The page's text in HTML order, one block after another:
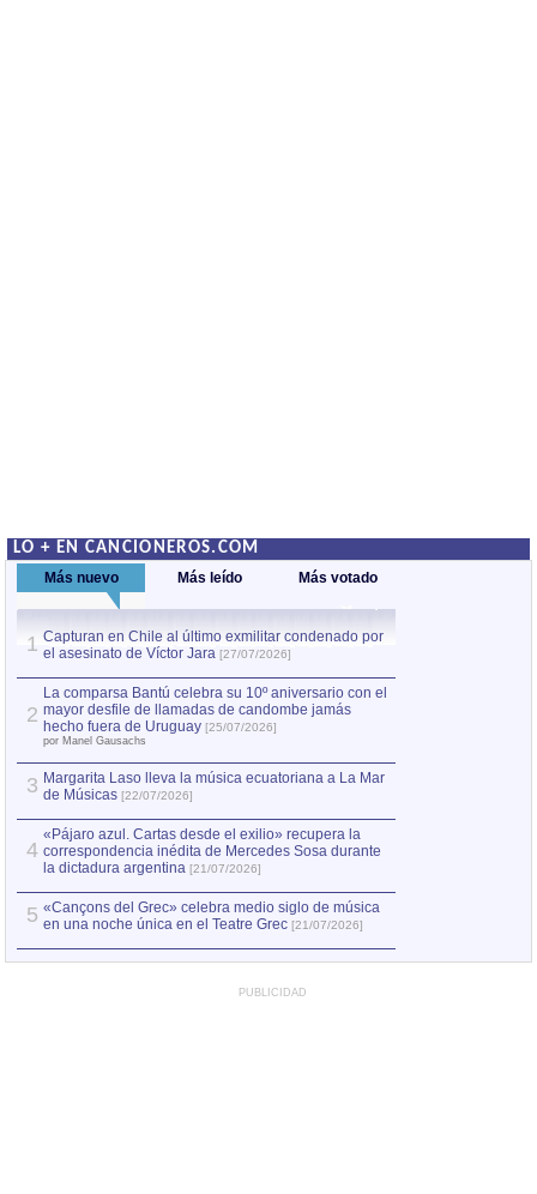
LO + EN CANCIONEROS.COM
Más nuevo Más leído Más votado
1 Capturan en Chile al último exmilitar condenado por
el asesinato de Víctor Jara [27/07/2026]
2
La comparsa Bantú celebra su 10º aniversario con el
mayor desfile de llamadas de candombe jamás
hecho fuera de Uruguay [25/07/2026]
por Manel Gausachs
3 Margarita Laso lleva la música ecuatoriana a La Mar
de Músicas [22/07/2026]
4
«Pájaro azul. Cartas desde el exilio» recupera la
correspondencia inédita de Mercedes Sosa durante
la dictadura argentina [21/07/2026]
5 «Cançons del Grec» celebra medio siglo de música
en una noche única en el Teatre Grec [21/07/2026]
PUBLICIDAD